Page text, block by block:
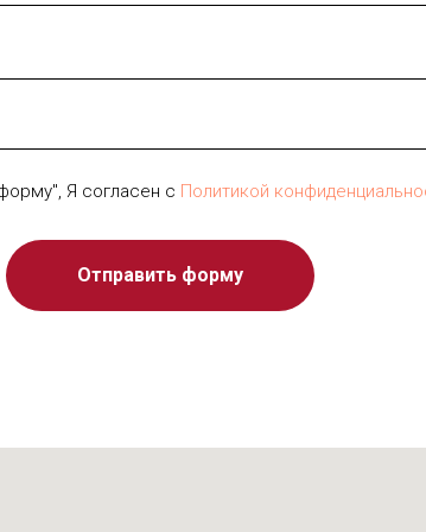
Я согласен с Политикой
Отправить форму